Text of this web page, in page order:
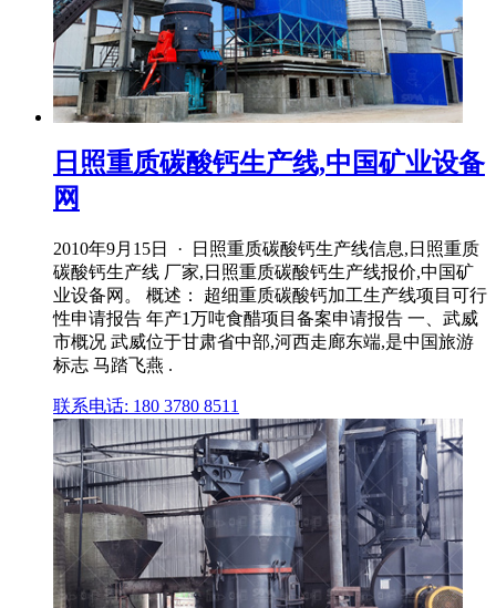
日照重质碳酸钙生产线,中国矿业设备
网
2010年9月15日 · 日照重质碳酸钙生产线信息,日照重质
碳酸钙生产线 厂家,日照重质碳酸钙生产线报价,中国矿
业设备网。 概述： 超细重质碳酸钙加工生产线项目可行
性申请报告 年产1万吨食醋项目备案申请报告 一、武威
市概况 武威位于甘肃省中部,河西走廊东端,是中国旅游
标志 马踏飞燕 .
联系电话: 180 3780 8511